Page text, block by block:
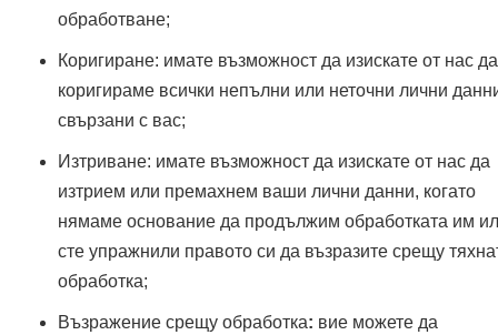
обработване;
Коригиране: имате възможност да изискате от нас да
коригираме всички непълни или неточни лични
свързани с вас;
Изтриване: имате възможност да изискате от нас да
изтрием или премахнем ваши лични данни, когато
нямаме основание да продължим обработката им
сте упражнили правото си да възразите срещу
обработка;
Възражение срещу обработка: вие можете да